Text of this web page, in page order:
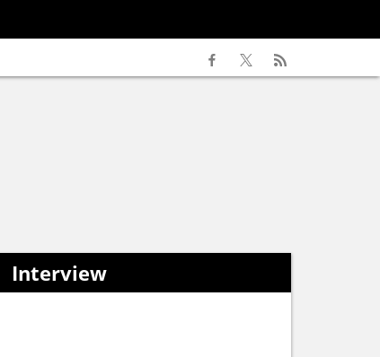
Interview